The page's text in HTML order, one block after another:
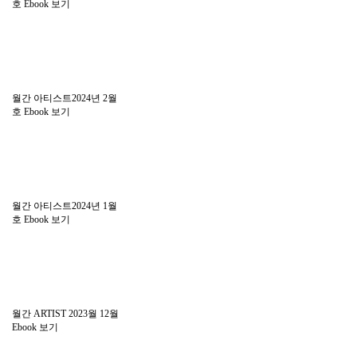
호 Ebook 보기
월간 아티스트2024년 2월
호 Ebook 보기
월간 아티스트2024년 1월
호 Ebook 보기
월간 ARTIST 2023월 12월
Ebook 보기